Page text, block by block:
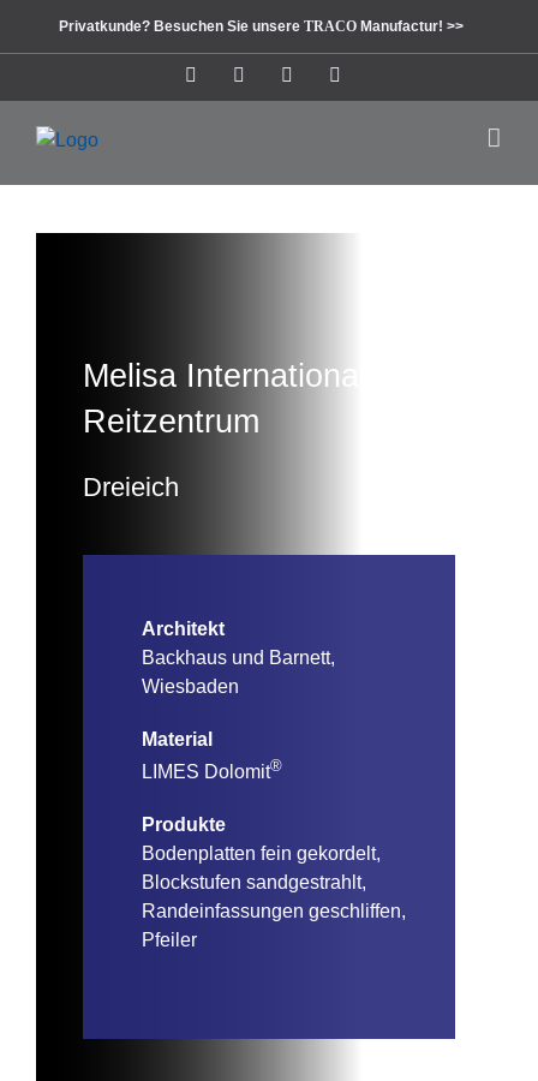
Privatkunde? Besuchen Sie unsere TRACO Manufactur! >>
InstagramFacebookPinterest
Melisa Internationales
Reitzentrum
Dreieich
Architekt
Backhaus und Barnett,
Wiesbaden
Material
LIMES Dolomit®
Produkte
Bodenplatten fein gekordelt,
Blockstufen sandgestrahlt,
Randeinfassungen geschliffen,
Pfeiler